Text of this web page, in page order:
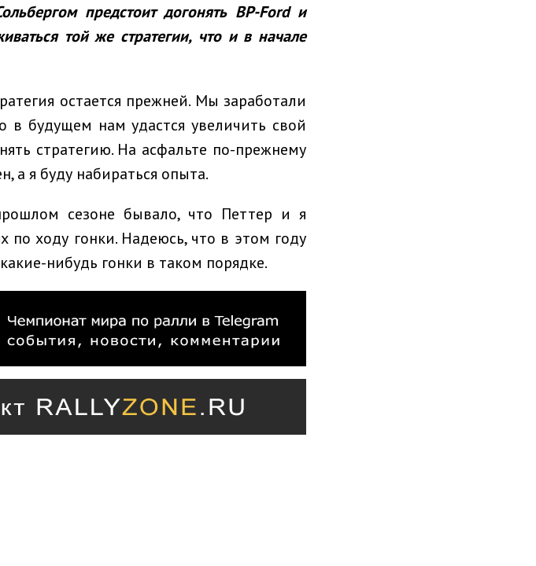
предстоит догонять BP-Ford и
той же стратегии, что и в начале
остается прежней. Мы заработали
в будущем нам удастся увеличить свой
стратегию. На асфальте по-прежнему
а я буду набираться опыта.
сезоне бывало, что Петтер и я
по ходу гонки. Надеюсь, что в этом году
нибудь гонки в таком порядке.